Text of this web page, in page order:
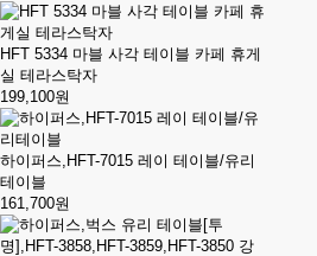
HFT 5334 마블 사각 테이블 카페 휴게
실 테라스탁자
199,100원
하이퍼스,HFT-7015 레이 테이블/유리
테이블
161,700원